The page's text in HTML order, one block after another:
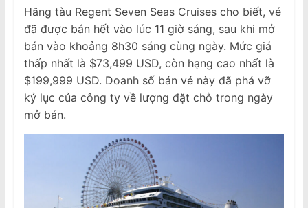
Hãng tàu Regent Seven Seas Cruises cho biết, vé
đã được bán hết vào lúc 11 giờ sáng, sau khi mở
bán vào khoảng 8h30 sáng cùng ngày. Mức giá
thấp nhất là $73,499 USD, còn hạng cao nhất là
$199,999 USD. Doanh số bán vé này đã phá vỡ
kỷ lục của công ty về lượng đặt chỗ trong ngày
mở bán.